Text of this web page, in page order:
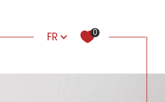
Langue
FR 0